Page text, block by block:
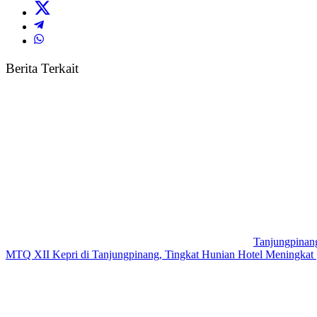
Berita Terkait
MTQ XII Kepri di Tanjungpinang, Tingkat Hunian Hotel Meningkat